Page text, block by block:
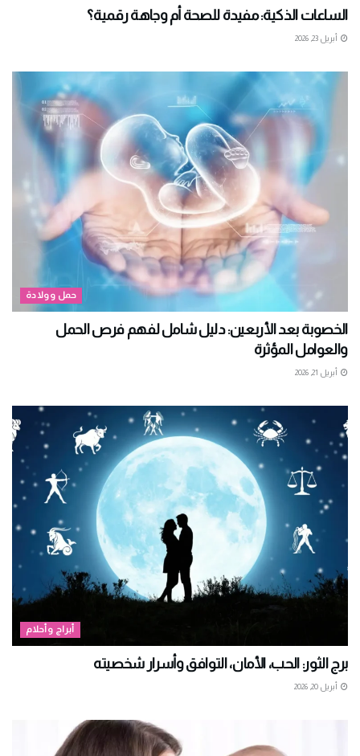
الساعات الذكية: مفيدة للصحة أم وجاهة رقمية؟
أبريل 23, 2026
حمل وولادة
الخصوبة بعد الأربعين: دليل شامل لفهم فرص الحمل
والعوامل المؤثرة
أبريل 21, 2026
أبراج وأحلام
برج الثور: الحب، الأمان، التوافق وأسرار شخصيته
أبريل 20, 2026